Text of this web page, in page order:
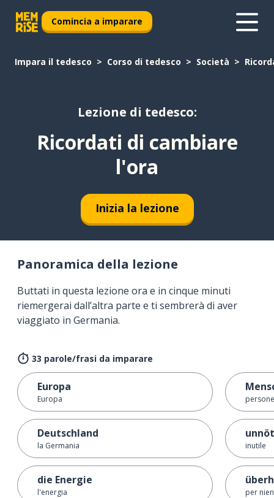
Comincia a imparare
Impara il tedesco Corso di tedesco Società
Lezione di tedesco:
Ricordati di cambiare
l'ora
Inizia la lezione
Panoramica della lezione
Buttati in questa lezione ora e in cinque minuti
riemergerai dall’altra parte e ti sembrerà di aver
viaggiato in Germania.
33 parole/frasi da imparare
Europa
Europa
Deutschland
la Germania
die Energie
l'energia
persone
inutile
per